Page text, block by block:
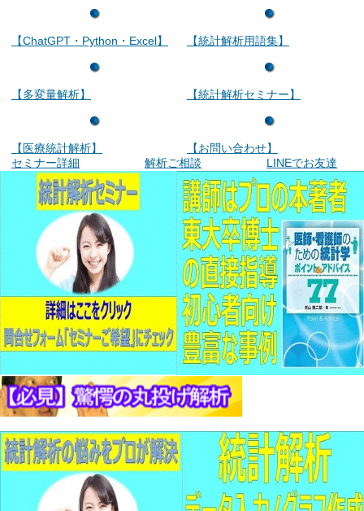
【ChatGPT・Python・Excel】
【多変量解析】
【医療統計解析】
【統計解析用語集】
【統計解析セミナー】
【お問い合わせ】
セミナー詳細
解析ご相談 LINEでお友達